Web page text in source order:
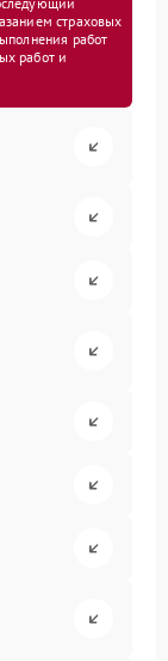
страховых
работ
работ и